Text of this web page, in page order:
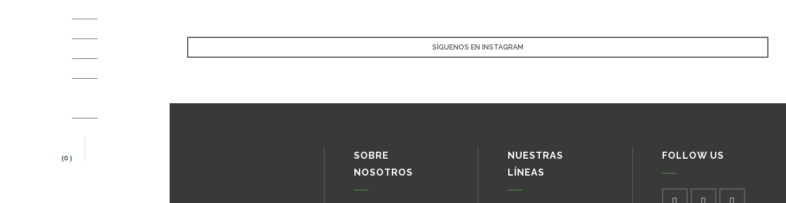
(0 )
SÍGUENOS EN INSTAGRAM
SOBRE
NOSOTROS
NUESTRAS
LÍNEAS
FOLLOW US